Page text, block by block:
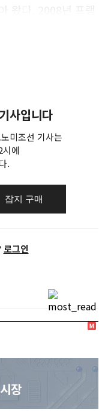
왔다. 2008년 프랭
한 과잉 투자로
있다는 우려를 일
사입니다
미조선 기사는
시에
.
잡지 구매
로그인
장